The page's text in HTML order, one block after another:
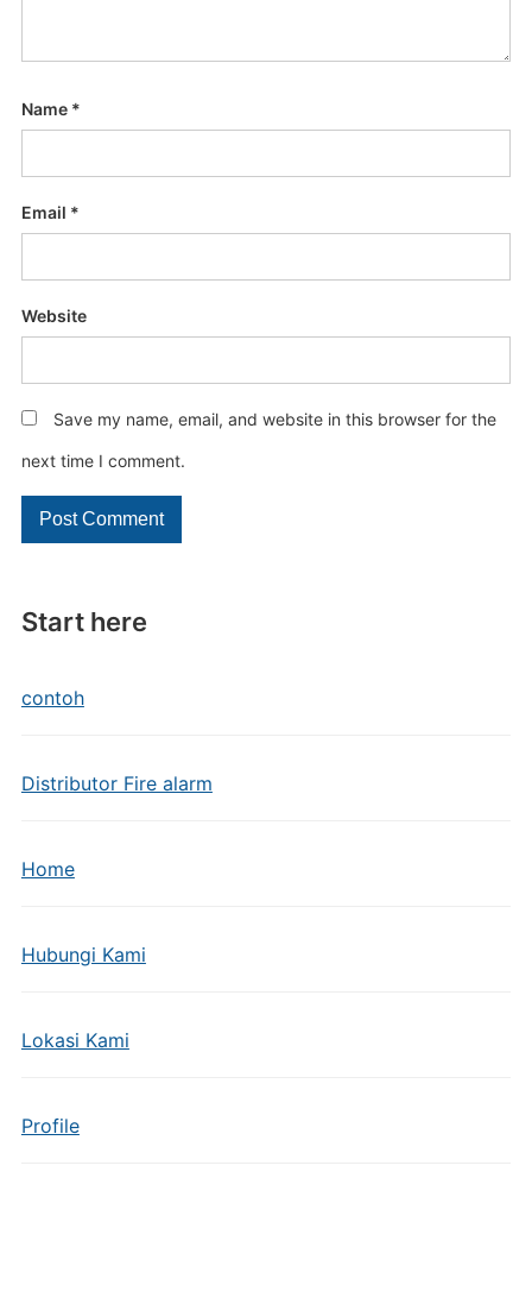
Start here
contoh
Distributor Fire alarm
Home
Hubungi Kami
Lokasi Kami
Profile
Name *
Email *
Website
Save my name, email, and website in this browser for the
next time I comment.